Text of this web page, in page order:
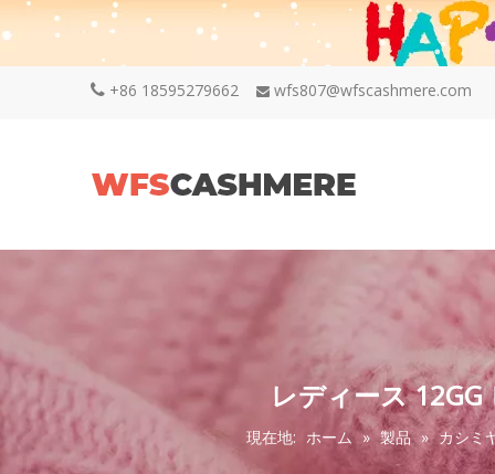
 +86 18595279662  wfs807@wfscashmere.com
レディース
現在地: ホーム » 製品 » カシミ